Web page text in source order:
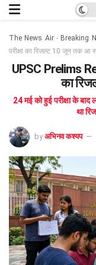
The News Air- Breaking
परीक्षा का रिजल्ट 10 जून तक आ
UPSC Prelims
का
24 मई को हुई परीक्षा के
था
by अभिनव कश्यप